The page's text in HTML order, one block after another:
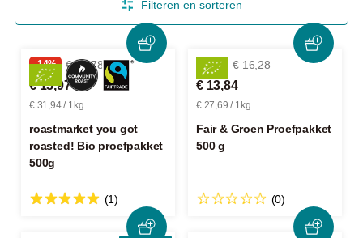
Filteren en sorteren
-14% € 18,78
€ 15,97
€ 31,94 / 1kg
roastmarket you got
roasted! Bio proefpakket
500g
(1)
-14% € 16,28
€ 13,84
€ 27,69 / 1kg
Fair & Groen Proefpakket
500 g
(0)